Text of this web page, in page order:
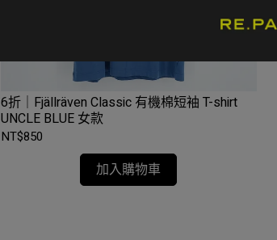
6折｜Fjällräven Classic 有機棉短袖 T-shirt
UNCLE BLUE 女款
NT$850
加入購物車